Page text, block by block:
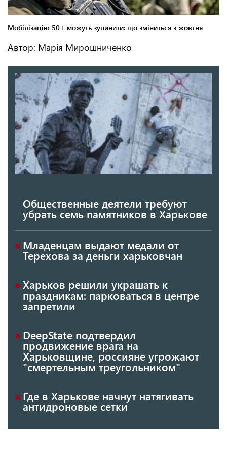
Автор: Марія Мирошниченко
Общественные деятели требуют
убрать семь памятников в Харькове
Младенцам выдают медали от
Терехова за деньги харьковчан
Харьков решили украшать к
праздникам: парковаться в центре
запретили
DeepState подтвердил
продвижение врага на
Харьковщине, россияне угрожают
"смертельным треугольником"
Где в Харькове начнут натягивать
антидроновые сетки